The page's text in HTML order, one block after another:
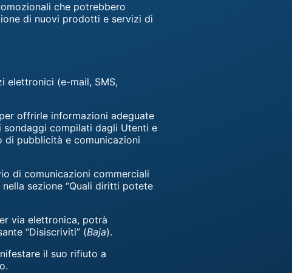
che potrebbero
di nuovi prodotti e servizi di
elettronici (e-mail, SMS,
offrirle informazioni adeguate
sondaggi compilati dagli Utenti e
di pubblicità e comunicazioni
di comunicazioni commerciali
sezione “Quali diritti potete
via elettronica, potrà
“Disiscriviti” (Baja).
il suo rifiuto a